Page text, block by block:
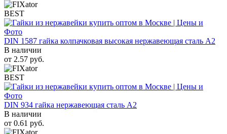
BEST
DIN 1587 гайка колпачковая высокая нержавеющая сталь А2
В наличии
от 2.57 руб.
BEST
DIN 934 гайка нержавеющая сталь A2
В наличии
от 0.61 руб.